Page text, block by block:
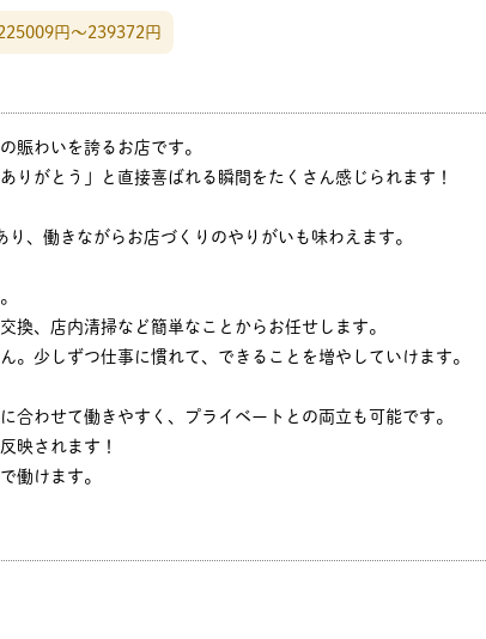
円〜239372円
賑わいを誇るお店です。
りがとう」と直接喜ばれる瞬間をたくさん感じられます！
、働きながらお店づくりのやりがいも味わえます。
換、店内清掃など簡単なことからお任せします。
。少しずつ仕事に慣れて、できることを増やしていけます。
合わせて働きやすく、プライベートとの両立も可能です。
映されます！
働けます。